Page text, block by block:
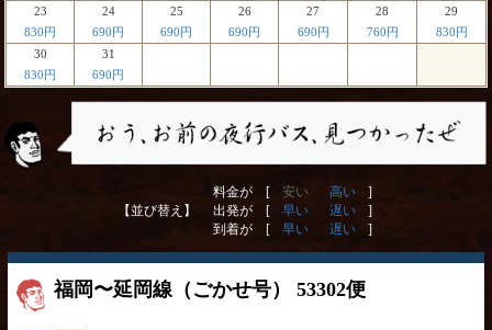
23
830円
24
690円
25
690円
26
690円
27
690円
28
760円
29
830円
30
830円
31
690円
【並び替え】
料金が [ 安い 高い
]
出発が [
早い 遅い
]
到着が [
早い 遅い ]
福岡〜延岡線（ごかせ号） 53302便